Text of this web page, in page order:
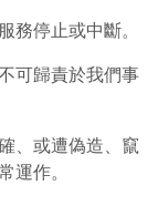
務停止或中斷。
可歸責於我們事
、或遭偽造、竄
運作。